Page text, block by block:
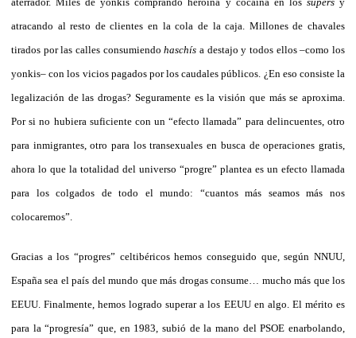
atracando al resto de clientes en la cola de la caja. Millones de chavales
tirados por las calles consumiendohaschísa destajo y todos ellos –como los
yonkis– con los vicios pagados por los caudales públicos. ¿En eso consiste la
legalización de las drogas? Seguramente es la visión que más se aproxima.
Por si no hubiera suficiente con un “efecto llamada” para delincuentes, otro
para inmigrantes, otro para los transexuales en busca de operaciones gratis,
ahora lo que la totalidad del universo “progre” plantea es un efecto llamada
para los colgados de todo el mundo: “cuantos más seamos más nos
colocaremos”.
Gracias a los “progres” celtibéricos hemos conseguido que, según NNUU,
España sea el país del mundo que más drogas consume… mucho más que los
EEUU. Finalmente, hemos logrado superar a los EEUU en algo. El mérito es
para la “progresía” que, en 1983, subió de la mano del PSOE enarbolando,